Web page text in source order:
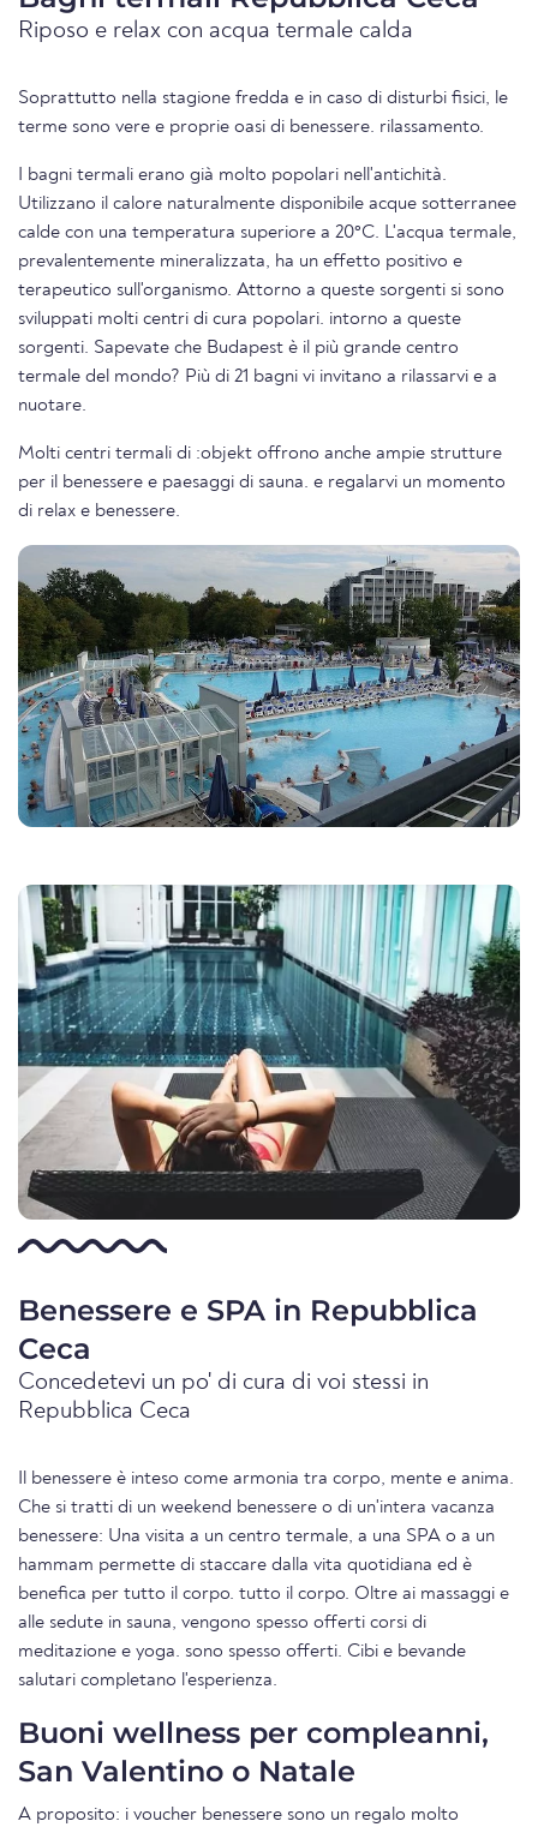
Riposo e relax con acqua termale calda
Soprattutto nella stagione fredda e in caso di disturbi fisici, le
terme sono vere e proprie oasi di benessere. rilassamento.
I bagni termali erano già molto popolari nell'antichità.
Utilizzano il calore naturalmente disponibile acque sotterranee
calde con una temperatura superiore a 20°C. L'acqua termale,
prevalentemente mineralizzata, ha un effetto positivo e
terapeutico sull'organismo. Attorno a queste sorgenti si sono
sviluppati molti centri di cura popolari. intorno a queste
sorgenti. Sapevate che Budapest è il più grande centro
termale del mondo? Più di 21 bagni vi invitano a rilassarvi e a
nuotare.
Molti centri termali di :objekt offrono anche ampie strutture
per il benessere e paesaggi di sauna. e regalarvi un momento
di relax e benessere.
Benessere e SPA in Repubblica
Ceca
Concedetevi un po' di cura di voi stessi in
Repubblica Ceca
Il benessere è inteso come armonia tra corpo, mente e anima.
Che si tratti di un weekend benessere o di un'intera vacanza
benessere: Una visita a un centro termale, a una SPA o a un
hammam permette di staccare dalla vita quotidiana ed è
benefica per tutto il corpo. tutto il corpo. Oltre ai massaggi e
alle sedute in sauna, vengono spesso offerti corsi di
meditazione e yoga. sono spesso offerti. Cibi e bevande
salutari completano l'esperienza.
Buoni wellness per compleanni,
San Valentino o Natale
A proposito: i voucher benessere sono un regalo molto